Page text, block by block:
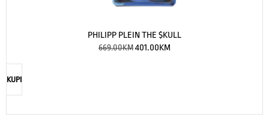
PHILIPP PLEIN THE $KULL
669.00KM401.00KM
KUPI